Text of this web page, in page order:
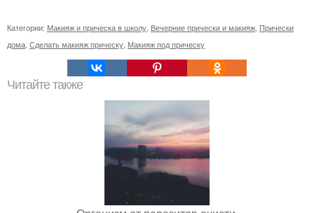
Категории: Макияж и прическа в школу Вечерние прически и макияж Прически
дома Сделать макияж прическу Макияж под прическу
Читайте также